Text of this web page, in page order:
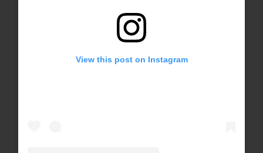
View this post on Instagram